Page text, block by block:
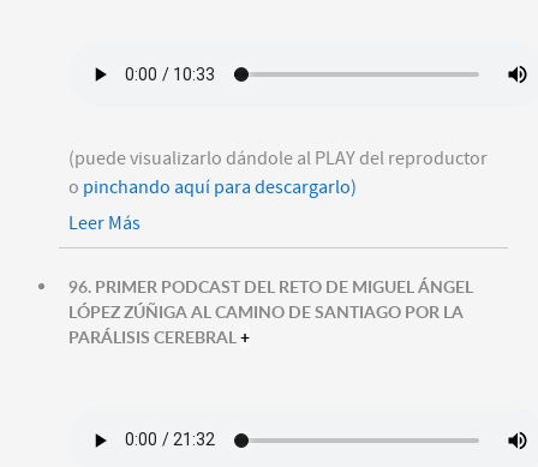
(puede visualizarlo dándole al PLAY del reproductor
o pinchando aquí para descargarlo)
Leer Más
96. PRIMER PODCAST DEL RETO DE MIGUEL ÁNGEL
LÓPEZ ZÚÑIGA AL CAMINO DE SANTIAGO POR LA
PARÁLISIS CEREBRAL +